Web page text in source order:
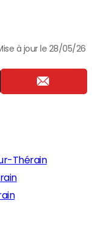
à jour le 28/05/26
Thérain